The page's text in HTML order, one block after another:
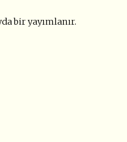
bir yayımlanır.